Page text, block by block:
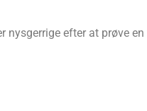
nysgerrige efter at prøve